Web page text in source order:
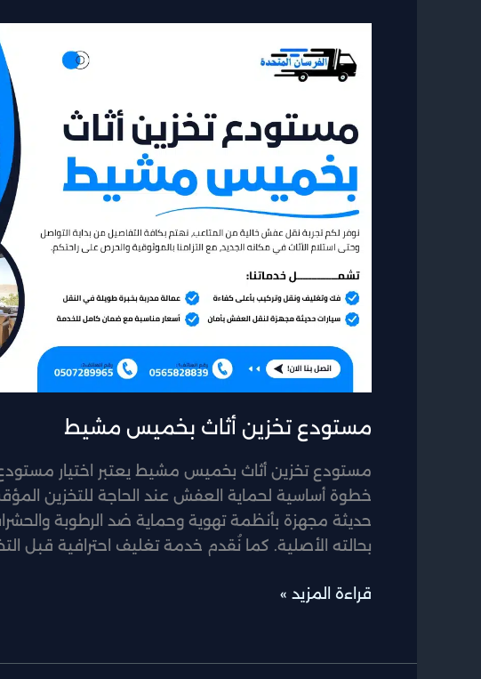
مستودع تخزين أثاث بخميس مشيط
مستودع تخزين أثاث بخميس مشيط يعتبر اختيار
خطوة أساسية لحماية العفش عند الحاجة للتخزين
حديثة مجهزة بأنظمة تهوية وحماية ضد الرطوبة
بحالته الأصلية. كما نُقدم خدمة تغليف احترافية قبل
تخزين
أثاث
مشيط
قراءة المزيد »